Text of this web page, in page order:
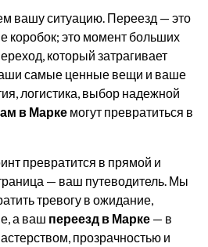
вашу ситуацию. Переезд — это
коробок; это момент больших
который затрагивает
самые ценные вещи и ваше
логистика, выбор надежной
в Марке могут превратиться в
превратится в прямой и
— ваш путеводитель. Мы
тревогу в ожидание,
а ваш переезд в Марке — в
прозрачностью и